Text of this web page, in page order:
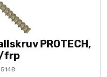
PROTECH,
frp